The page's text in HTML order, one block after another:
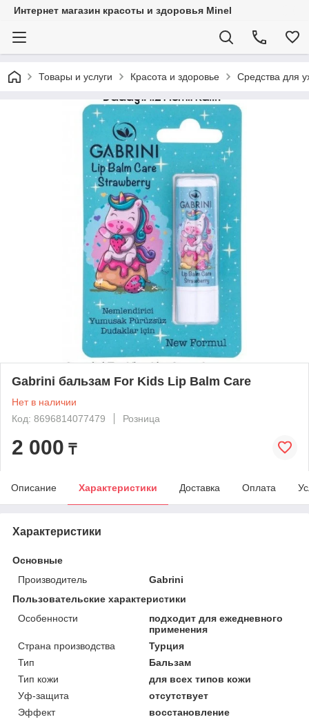
Интернет магазин красоты и здоровья Minel
Товары и услуги Красота и здоровье Средства для
Gabrini бальзам For Kids Lip Balm Care
Нет в наличии
Код: 8696814077479
Розница
2 000 ₸
Описание Характеристики Доставка Оплата
Характеристики
Основные
Производитель
Gabrini
Пользовательские характеристики
Особенности
подходит для ежедневного
применения
Страна производства
Турция
Тип
Бальзам
Тип кожи
для всех типов кожи
Уф-защита
отсутствует
Эффект
восстановление